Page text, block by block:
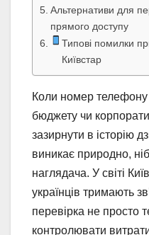
Альтернативи для
прямого доступу
Типові помилки
Київстар
Коли номер телефону
бюджету чи
зазирнути в історію
виникає природно,
наглядача. У світі
українців тримають
перевірка не просто
контролювати